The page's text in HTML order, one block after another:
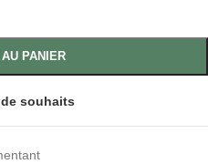
PANIER
souhaits